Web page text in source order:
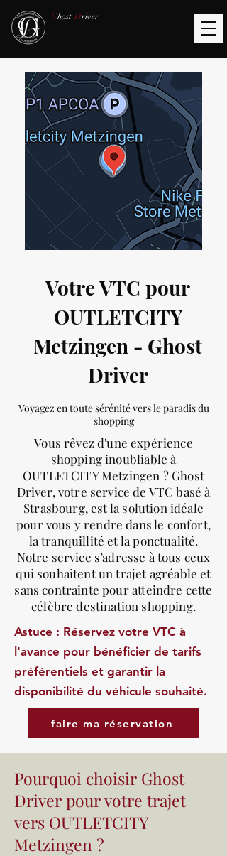
Ghost Driver
Votre VTC pour
OUTLETCITY
Metzingen - Ghost
Driver
Voyagez en toute sérénité vers le paradis du
shopping
Vous rêvez d'une expérience
shopping inoubliable à
OUTLETCITY Metzingen ? Ghost
Driver, votre service de VTC basé à
Strasbourg, est la solution idéale
pour vous y rendre dans le confort,
la tranquillité et la ponctualité.
Notre service s’adresse à tous ceux
qui souhaitent un trajet agréable et
sans contrainte pour atteindre cette
célèbre destination shopping.
Astuce : Réservez votre VTC à
l'avance pour bénéficier de tarifs
préférentiels et garantir la
disponibilité du véhicule souhaité.
faire ma réservation
Pourquoi choisir Ghost
Driver pour votre trajet
vers OUTLETCITY
Metzingen ?